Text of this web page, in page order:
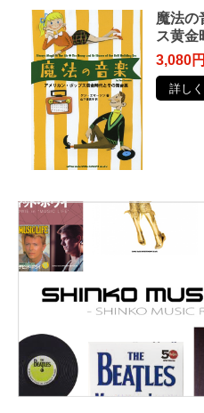
魔法の
ス黄金
3,080円
詳し